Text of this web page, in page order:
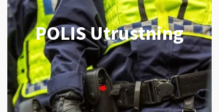
POLIS Utrustning